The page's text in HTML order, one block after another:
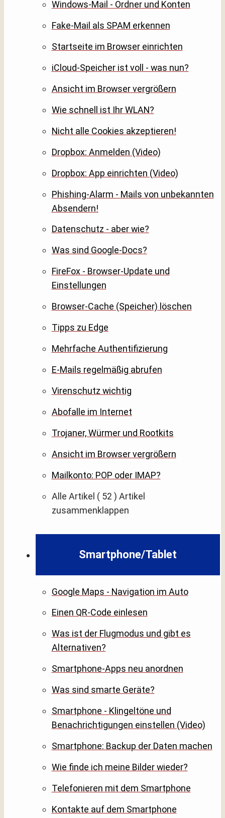
Windows-Mail - Ordner und Konten
Fake-Mail als SPAM erkennen
Startseite im Browser einrichten
iCloud-Speicher ist voll - was nun?
Ansicht im Browser vergrößern
Wie schnell ist Ihr WLAN?
Nicht alle Cookies akzeptieren!
Dropbox: Anmelden (Video)
Dropbox: App einrichten (Video)
Phishing-Alarm - Mails von unbekannten
Absendern!
Datenschutz - aber wie?
Was sind Google-Docs?
FireFox - Browser-Update und
Einstellungen
Browser-Cache (Speicher) löschen
Tipps zu Edge
Mehrfache Authentifizierung
E-Mails regelmäßig abrufen
Virenschutz wichtig
Abofalle im Internet
Trojaner, Würmer und Rootkits
Ansicht im Browser vergrößern
Mailkonto: POP oder IMAP?
Alle Artikel ( 52 ) Artikel
zusammenklappen
Smartphone/Tablet
Google Maps - Navigation im Auto
Einen QR-Code einlesen
Was ist der Flugmodus und gibt es
Alternativen?
Smartphone-Apps neu anordnen
Was sind smarte Geräte?
Smartphone - Klingeltöne und
Benachrichtigungen einstellen (Video)
Smartphone: Backup der Daten machen
Wie finde ich meine Bilder wieder?
Telefonieren mit dem Smartphone
Kontakte auf dem Smartphone